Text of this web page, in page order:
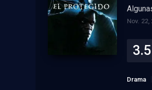
Nov. 22,
3.5
Drama